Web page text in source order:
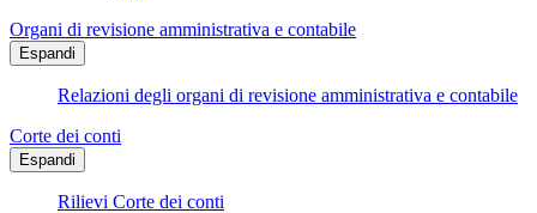
Organi di revisione amministrativa e contabile
Espandi
Relazioni degli organi di revisione amministrativa e contabile
Corte dei conti
Espandi
Rilievi Corte dei conti